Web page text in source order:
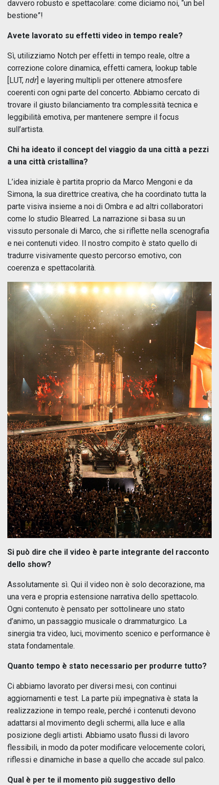
davvero robusto e spettacolare: come diciamo noi, “un bel
bestione”!
Avete lavorato su effetti video in tempo reale?
Sì, utilizziamo Notch per effetti in tempo reale, oltre a
correzione colore dinamica, effetti camera, lookup table
[LUT, ndr] e layering multipli per ottenere atmosfere
coerenti con ogni parte del concerto. Abbiamo cercato di
trovare il giusto bilanciamento tra complessità tecnica e
leggibilità emotiva, per mantenere sempre il focus
sull’artista.
Chi ha ideato il concept del viaggio da una città a pezzi
a una città cristallina?
L’idea iniziale è partita proprio da Marco Mengoni e da
Simona, la sua direttrice creativa, che ha coordinato tutta la
parte visiva insieme a noi di Ombra e ad altri collaboratori
come lo studio Blearred. La narrazione si basa su un
vissuto personale di Marco, che si riflette nella scenografia
e nei contenuti video. Il nostro compito è stato quello di
tradurre visivamente questo percorso emotivo, con
coerenza e spettacolarità.
Si può dire che il video è parte integrante del racconto
dello show?
Assolutamente sì. Qui il video non è solo decorazione, ma
una vera e propria estensione narrativa dello spettacolo.
Ogni contenuto è pensato per sottolineare uno stato
d’animo, un passaggio musicale o drammaturgico. La
sinergia tra video, luci, movimento scenico e performance è
stata fondamentale.
Quanto tempo è stato necessario per produrre tutto?
Ci abbiamo lavorato per diversi mesi, con continui
aggiornamenti e test. La parte più impegnativa è stata la
realizzazione in tempo reale, perché i contenuti devono
adattarsi al movimento degli schermi, alla luce e alla
posizione degli artisti. Abbiamo usato flussi di lavoro
flessibili, in modo da poter modificare velocemente colori,
riflessi e dinamiche in base a quello che accade sul palco.
Qual è per te il momento più suggestivo dello